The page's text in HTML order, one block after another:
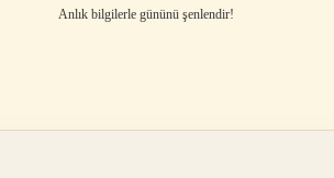
Anlık bilgilerle gününü şenlendir!